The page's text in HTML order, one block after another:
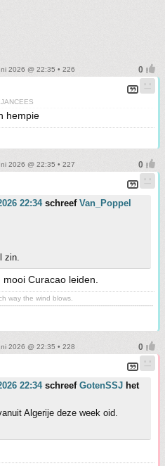
2026 @ 22:35 • 226
hempie
2026 @ 22:35 • 227
22:34schreef Van_Poppel
zin.
Curacao leiden.
way the wind blows.
2026 @ 22:35 • 228
22:34schreef GotenSSJ het
Algerije deze week oid.